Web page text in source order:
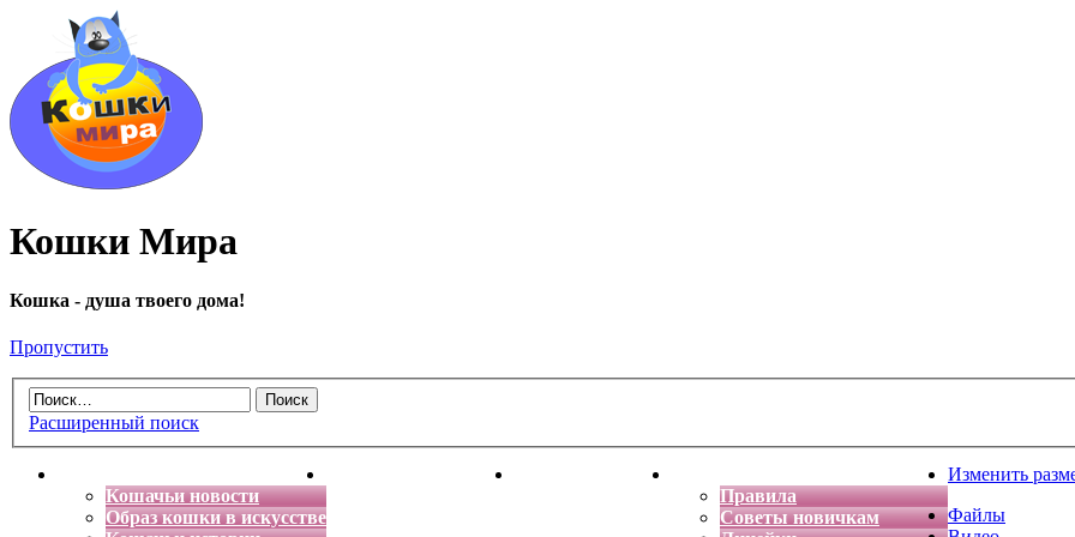
Кошки Мира
Кошка - душа твоего дома!
Пропустить
Расширенный поиск
Кошачьи новости
Образ кошки в искусстве
Энциклопедия кошек Детская фантазия
Правила
Советы новичкам
Изменить
Файлы